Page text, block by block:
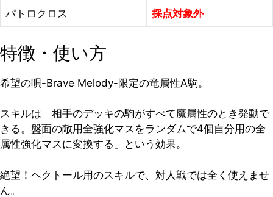
パトロクロス 採点対象外
特徴・使い方
希望の唄-Brave Melody-限定の竜属性A駒。
スキルは「相手のデッキの駒がすべて魔属性のとき発動で
きる。盤面の敵用全強化マスをランダムで4個自分用の全
属性強化マスに変換する」という効果。
絶望！ヘクトール用のスキルで、対人戦では全く使えませ
ん。